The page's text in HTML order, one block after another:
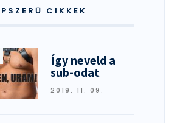
CIKKEK
Így neveld a
sub-odat
2019. 11. 09.